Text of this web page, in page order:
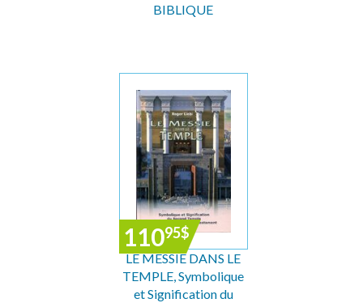
BIBLIQUE
11095$
LE MESSIE DANS LE
TEMPLE, Symbolique
et Signification du